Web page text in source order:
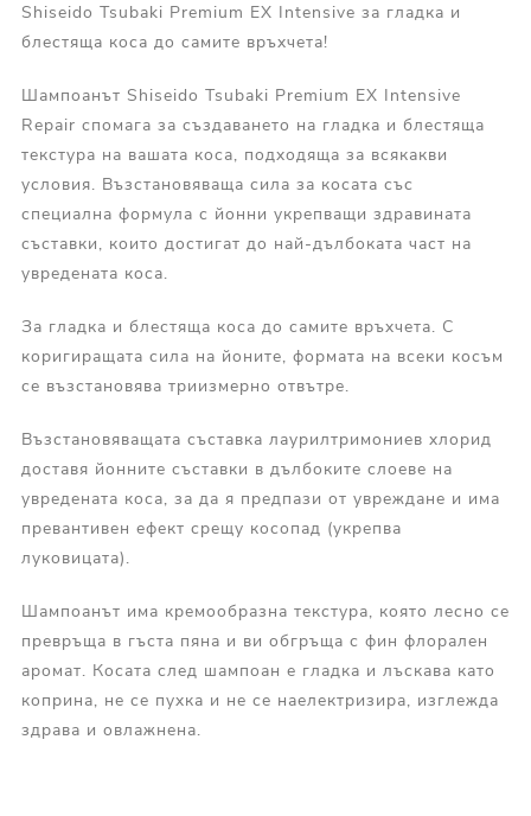
Shiseido Tsubaki Premium EX Intensive за гладка и
блестяща коса до самите връхчета!
Шампоанът Shiseido Tsubaki Premium EX Intensive
Repair спомага за създаването на гладка и блестяща
текстура на вашата коса, подходяща за всякакви
условия. Възстановяваща сила за косата със
специална формула с йонни укрепващи здравината
съставки, които достигат до най-дълбоката част на
увредената коса.
За гладка и блестяща коса до самите връхчета. С
коригиращата сила на йоните, формата на всеки косъм
се възстановява триизмерно отвътре.
Възстановяващата съставка лаурилтримониев хлорид
доставя йонните съставки в дълбоките слоеве на
увредената коса, за да я предпази от увреждане и има
превантивен ефект срещу косопад (укрепва
луковицата).
Шампоанът има кремообразна текстура, която лесно се
превръща в гъста пяна и ви обгръща с фин флорален
аромат. Косата след шампоан е гладка и лъскава като
коприна, не се пухка и не се наелектризира, изглежда
здрава и овлажнена.